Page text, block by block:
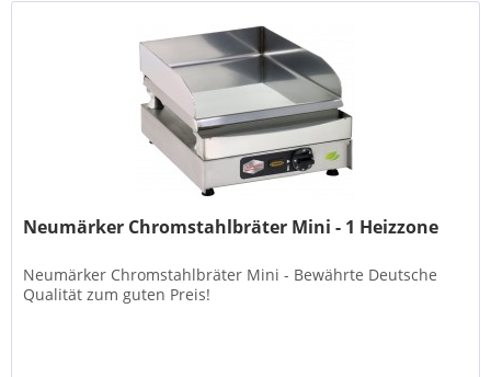
Neumärker Chromstahlbräter Mini - 1 Heizzone
Neumärker Chromstahlbräter Mini - Bewährte Deutsche
Qualität zum guten Preis!